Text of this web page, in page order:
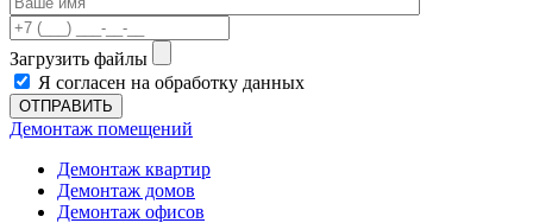
Загрузить файлы
Я согласен на обработку данных
ОТПРАВИТЬ
Демонтаж помещений
Демонтаж квартир
Демонтаж домов
Демонтаж офисов